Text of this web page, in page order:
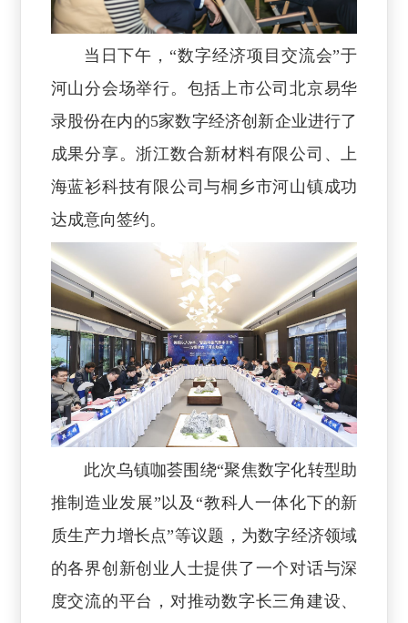
当日下午，“数字经济项目交流会”于
河山分会场举行。包括上市公司北京易华
录股份在内的5家数字经济创新企业进行了
成果分享。浙江数合新材料有限公司、上
海蓝衫科技有限公司与桐乡市河山镇成功
达成意向签约。
此次乌镇咖荟围绕“聚焦数字化转型助
推制造业发展”以及“教科人一体化下的新
质生产力增长点”等议题，为数字经济领域
的各界创新创业人士提供了一个对话与深
度交流的平台，对推动数字长三角建设、